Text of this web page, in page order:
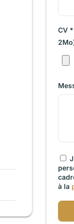
CV *
à la